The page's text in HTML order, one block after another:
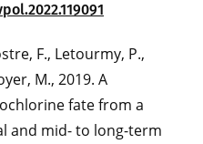
F., Letourmy, P.,
M., 2019. A
fate from a
and mid- to long-term